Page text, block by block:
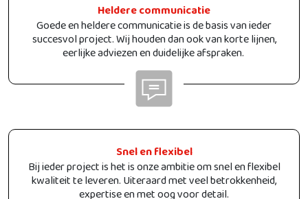
Heldere communicatie
Goede en heldere communicatie is de basis van ieder
succesvol project. Wij houden dan ook van korte lijnen,
eerlijke adviezen en duidelijke afspraken.
Snel en flexibel
Bij ieder project is het is onze ambitie om snel en flexibel
kwaliteit te leveren. Uiteraard met veel betrokkenheid,